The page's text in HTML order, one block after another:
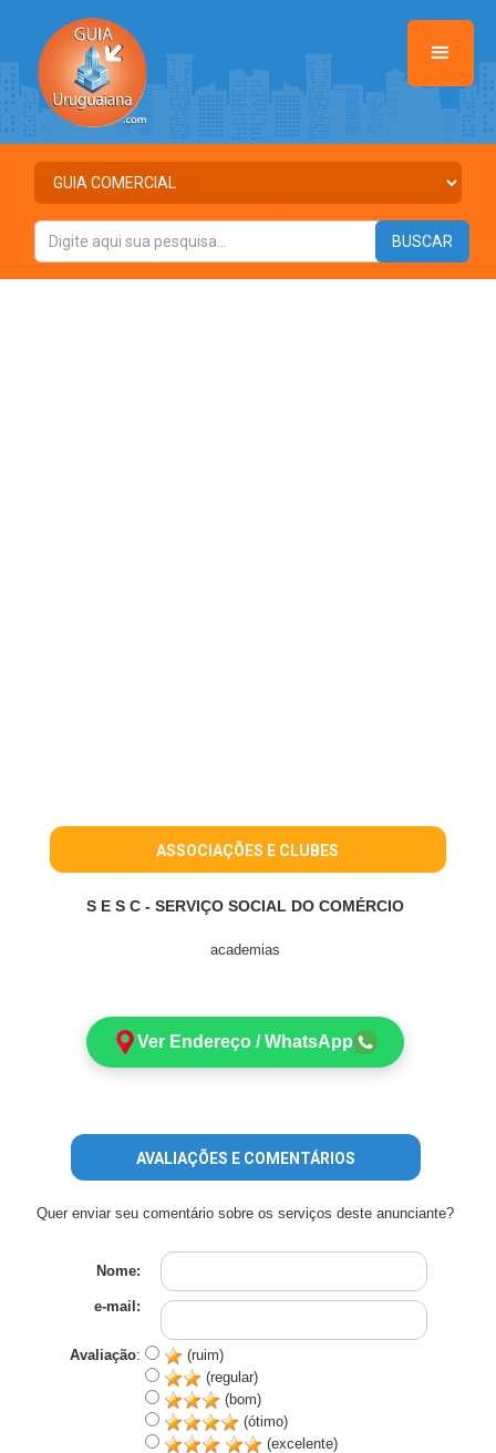
ASSOCIAÇÕES E CLUBES
S E S C - SERVIÇO SOCIAL DO COMÉRCIO
academias
Ver Endereço / WhatsApp
AVALIAÇÕES E COMENTÁRIOS
Quer enviar seu comentário sobre os serviços deste anunciante?
Nome:
e-mail:
Avaliação:
(ruim)
(regular)
(bom)
(ótimo)
(excelente)